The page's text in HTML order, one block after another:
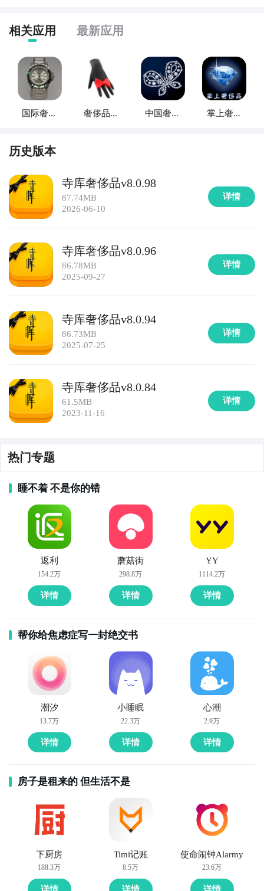
等品类的网上购物平台，提供正品保证和优惠折扣。用
户可以在聚美优品上购买到各类美妆产品、保健品和生
活用品，享受到线上购物的便利和实惠。
5. 《京东》：京东是中国最大的综合性电商平台之一，
提供各类商品的在线购物服务。用户可以在京东上购买
到从日常用品、数码产品到奢侈品牌的商品，享受到全
6. 《拼多多》：拼多多是一个以团购和拼团购物为特色
的电商平台，致力于提供高性价比的商品。用户可以在
拼多多上组团购买各类商品，并享受到更低折扣和更多
优惠。
题的综合性平台，提供各类商品和服务的购买。用户可
以在美团上购买到餐饮美食、旅游服务、电影票等，还
能享受到折扣优惠和特别活动。
8. 《淘宝》：淘宝是中国最大的C2C电子商务平台，提
供各类商品的在线购物服务。用户可以在淘宝上找到从
普通日用品到奢侈品的丰富商品选择，还能通过淘宝特
9. 《苏宁易购》：苏宁易购是中国领先的线上线下一体
化零售平台，提供各类商品的购物服务。用户可以在苏
宁易购上购买到从家电、数码产品到服装、家居用品的
10. 《亚马逊》：亚马逊是全球最大的电商平台之一，
提供各类商品的在线购物服务。用户可以在亚马逊上购
品，同时享受到全球范围内的购物保障和便捷的配送服
相关应用 最新应用
国际奢侈
奢侈品商
中国奢侈
掌上奢侈
历史版本
寺库奢侈品v8.0.98
87.74MB
2026-06-10
详情
寺库奢侈品v8.0.96
86.78MB
2025-09-27
详情
寺库奢侈品v8.0.94
86.73MB
2025-07-25
详情
寺库奢侈品v8.0.84
61.5MB
2023-11-16
详情
热门专题
睡不着 不是你的错
返利
154.2万
详情
蘑菇街
298.8万
详情
YY
1114.2万
详情
帮你给焦虑症写一封绝交书
潮汐
13.7万
详情
小睡眠
22.3万
详情
心潮
2.9万
详情
房子是租来的 但生活不是
下厨房
188.3万
详情
Timi记账
8.5万
详情
使命闹钟Alarmy
23.6万
详情